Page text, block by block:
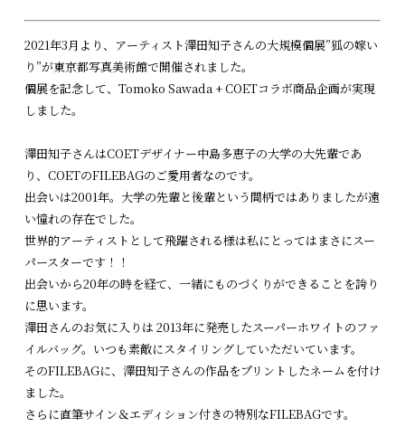
2021年3月より、アーティスト澤田知子さんの大規模個展”狐の嫁い
り”が東京都写真美術館で開催されました。
個展を記念して、Tomoko Sawada + COETコラボ商品企画が実現
しました。
澤田知子さんはCOETデザイナー中島多恵子の大学の大先輩であ
り、COETのFILEBAGのご愛用者なのです。
出会いは2001年。大学の先輩と後輩という間柄ではありましたが遠
い憧れの存在でした。
世界的アーティストとして飛躍される様は私にとってはまさにスー
パースターです！！
出会いから20年の時を経て、一緒にものづくりができることを誇り
に思います。
澤田さんのお気に入りは 2013年に発売したスーパーホワイトのファ
イルバッグ。いつも素敵にスタイリングしていただいています。
そのFILEBAGに、澤田知子さんの作品をプリントしたネームを付け
ました。
さらに直筆サイン＆エディション付きの特別なFILEBAGです。